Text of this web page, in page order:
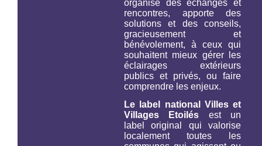
organise des échanges et
rencontres, apporte des
solutions et des conseils,
gracieusement et
bénévolement, à ceux qui
souhaitent mieux gérer les
éclairages extérieurs
publics et privés, ou faire
comprendre les enjeux.
Le label national Villes et
Villages Etoilés est un
label original qui valorise
localement toutes les